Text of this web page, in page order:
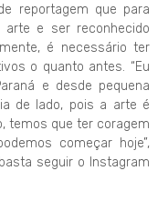
reportagem que para
e ser reconhecido
é necessário ter
o quanto antes. “Eu
e desde pequena
de lado, pois a arte é
temos que ter coragem
começar hoje”,
seguir o Instagram